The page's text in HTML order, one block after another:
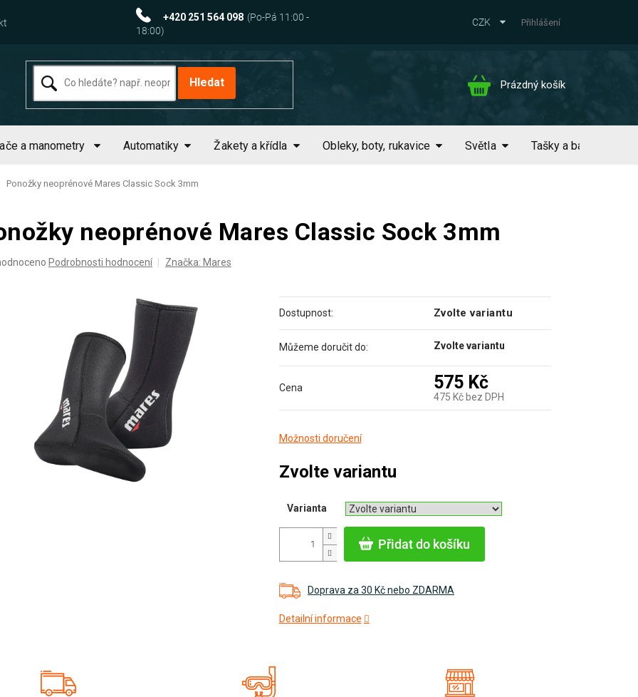
+420 251 564 098 CZK Přihlášení
Hledat
Nákupní
Prázdný košík
a manometry Automatiky Žakety a křídla Obleky, boty, rukavice Světla Tašky a batohy
Ponožky neoprénové Mares Classic Sock 3mm
neoprénové Mares Classic Sock 3mm
Podrobnosti hodnocení Značka: Mares
Přidat do košíku
Doprava za 30 Kč nebo ZDARMA
Detailní informace
Dostupnost: Zvolte variantu
Můžeme doručit do: Zvolte variantu
Cena 575 Kč
475 Kč bez DPH
Možnosti doručení
Zvolte variantu
Varianta